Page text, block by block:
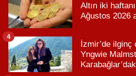
Altın iki
Ağustos 2026
İzmir’de ilginç
Yngwie
4